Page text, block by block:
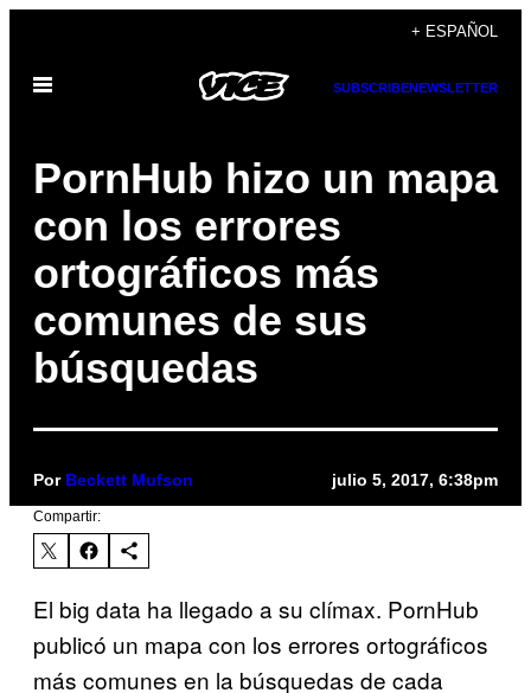
contenido
+ ESPAÑOL
Abrir
SUBSCRIBENEWSLETTER
PornHub hizo un mapa
con los errores
ortográficos más
comunes de sus
búsquedas
Por Beckett Mufson julio 5, 2017, 6:38pm
Compartir:
El big data ha llegado a su clímax. PornHub
publicó un mapa con los errores ortográficos
más comunes en la búsquedas de cada